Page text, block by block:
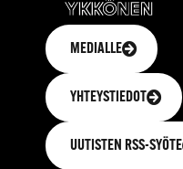
MEDIALLE
YHTEYSTIEDOT
UUTISTEN RSS-SYÖTE